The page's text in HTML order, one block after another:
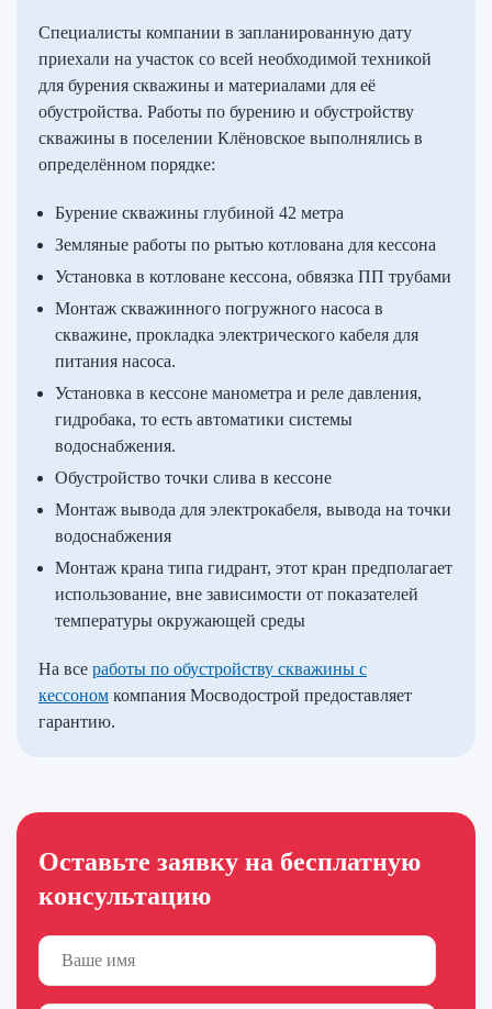
Специалисты компании в запланированную дату
приехали на участок со всей необходимой техникой
для бурения скважины и материалами для её
обустройства. Работы по бурению и обустройству
скважины в поселении Клёновское выполнялись в
определённом порядке:
Бурение скважины глубиной 42 метра
Земляные работы по рытью котлована для кессона
Установка в котловане кессона, обвязка ПП трубами
Монтаж скважинного погружного насоса в
скважине, прокладка электрического кабеля для
питания насоса.
Установка в кессоне манометра и реле давления,
гидробака, то есть автоматики системы
водоснабжения.
Обустройство точки слива в кессоне
Монтаж вывода для электрокабеля, вывода на точки
водоснабжения
Монтаж крана типа гидрант, этот кран предполагает
использование, вне зависимости от показателей
температуры окружающей среды
На все работы по обустройству скважины с
кессоном компания Мосводострой предоставляет
гарантию.
Оставьте заявку на бесплатную
консультацию